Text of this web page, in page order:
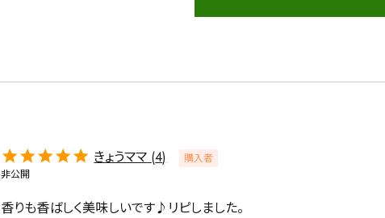
〜 円
きょうママ 4
購入者
非公開
香りも香ばしく美味しいです♪リピしました。